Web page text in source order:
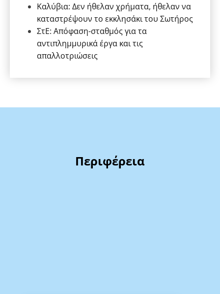
Καλύβια: Δεν ήθελαν χρήματα, ήθελαν να
καταστρέψουν το εκκλησάκι του Σωτήρος
ΣτΕ: Απόφαση-σταθμός για τα
αντιπλημμυρικά έργα και τις
απαλλοτριώσεις
Περιφέρεια